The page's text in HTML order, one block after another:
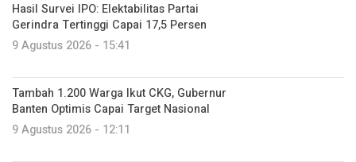
Hasil Survei IPO: Elektabilitas Partai
Gerindra Tertinggi Capai 17,5 Persen
9 Agustus 2026 - 15:41
Tambah 1.200 Warga Ikut CKG, Gubernur
Banten Optimis Capai Target Nasional
9 Agustus 2026 - 12:11